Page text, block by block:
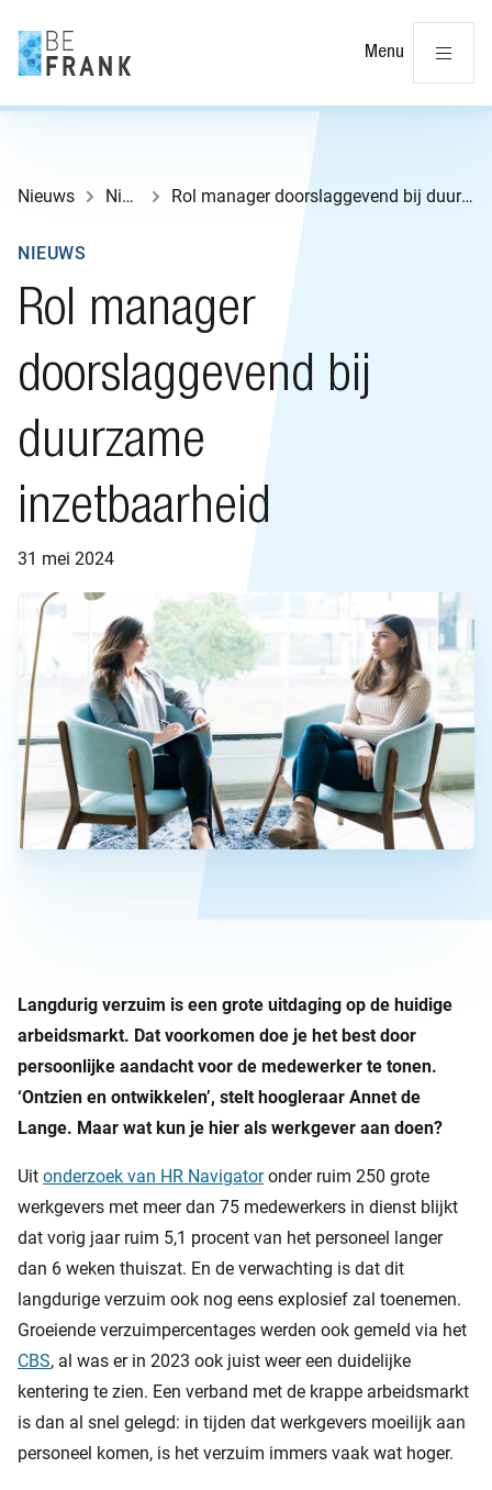
Menu
Nieuws Nieuws Rol manager doorslaggevend bij duurzame inzetbaarheid
Rol manager
doorslaggevend bij
duurzame
inzetbaarheid
31 mei 2024
NIEUWS
Langdurig verzuim is een grote uitdaging op de huidige
arbeidsmarkt. Dat voorkomen doe je het best door
persoonlijke aandacht voor de medewerker te tonen.
‘Ontzien en ontwikkelen’, stelt hoogleraar Annet de
Lange. Maar wat kun je hier als werkgever aan doen?
Uit onderzoek van HR Navigatoronder ruim 250 grote
werkgevers met meer dan 75 medewerkers in dienst blijkt
dat vorig jaar ruim 5,1 procent van het personeel langer
dan 6 weken thuiszat. En de verwachting is dat dit
langdurige verzuim ook nog eens explosief zal toenemen.
Groeiende verzuimpercentages werden ook gemeld via het
CBS, al was er in 2023 ook juist weer een duidelijke
kentering te zien. Een verband met de krappe arbeidsmarkt
is dan al snel gelegd: in tijden dat werkgevers moeilijk aan
personeel komen, is het verzuim immers vaak wat hoger.